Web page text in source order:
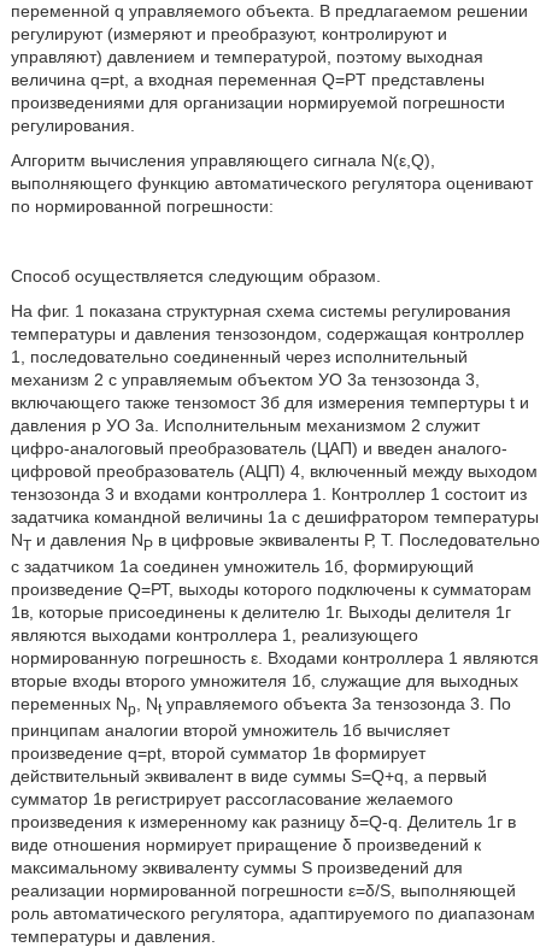
переменной q управляемого объекта. В предлагаемом решении
регулируют (измеряют и преобразуют, контролируют и
управляют) давлением и температурой, поэтому выходная
величина q=pt, а входная переменная Q=PT представлены
произведениями для организации нормируемой погрешности
регулирования.
Алгоритм вычисления управляющего сигнала N(ε,Q),
выполняющего функцию автоматического регулятора оценивают
по нормированной погрешности:
Способ осуществляется следующим образом.
На фиг. 1 показана структурная схема системы регулирования
температуры и давления тензозондом, содержащая контроллер
1, последовательно соединенный через исполнительный
механизм 2 с управляемым объектом УО 3а тензозонда 3,
включающего также тензомост 3б для измерения темпертуры t и
давления р УО 3а. Исполнительным механизмом 2 служит
цифро-аналоговый преобразователь (ЦАП) и введен аналого-
цифровой преобразователь (АЦП) 4, включенный между выходом
тензозонда 3 и входами контроллера 1. Контроллер 1 состоит из
задатчика командной величины 1а с дешифратором температуры
NTи давления NPв цифровые эквиваленты Р, Т. Последовательно
с задатчиком 1a соединен умножитель 1б, формирующий
произведение Q=РТ, выходы которого подключены к сумматорам
1в, которые присоединены к делителю 1г. Выходы делителя 1г
являются выходами контроллера 1, реализующего
нормированную погрешность ε. Входами контроллера 1 являются
вторые входы второго умножителя 1б, служащие для выходных
переменных Np , Ntуправляемого объекта 3а тензозонда 3. По
принципам аналогии второй умножитель 1б вычисляет
произведение q=pt, второй сумматор 1в формирует
действительный эквивалент в виде суммы S=Q+q, а первый
сумматор 1в регистрирует рассогласование желаемого
произведения к измеренному как разницу δ=Q-q. Делитель 1г в
виде отношения нормирует приращение δ произведений к
максимальному эквиваленту суммы S произведений для
реализации нормированной погрешности ε=δ/S, выполняющей
роль автоматического регулятора, адаптируемого по диапазонам
температуры и давления.